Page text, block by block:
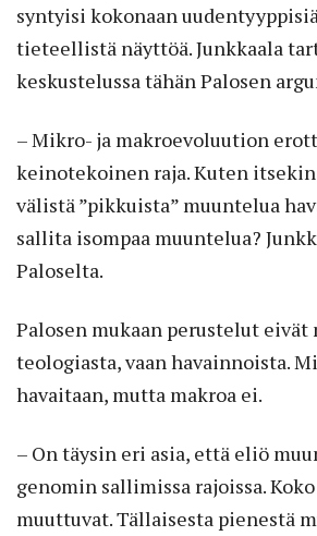
syntyisi kokonaan
tieteellistä näyttöä. Junkkaala
keskustelussa tähän Palosen
– Mikro- ja makroevoluution
keinotekoinen raja. Kuten
välistä ”pikkuista” muuntelua
sallita isompaa muuntelua?
Paloselta.
Palosen mukaan perustelut eivät
teologiasta, vaan havainnoista.
havaitaan, mutta makroa ei.
– On täysin eri asia, että eliö
genomin sallimissa rajoissa.
muuttuvat. Tällaisesta pienestä